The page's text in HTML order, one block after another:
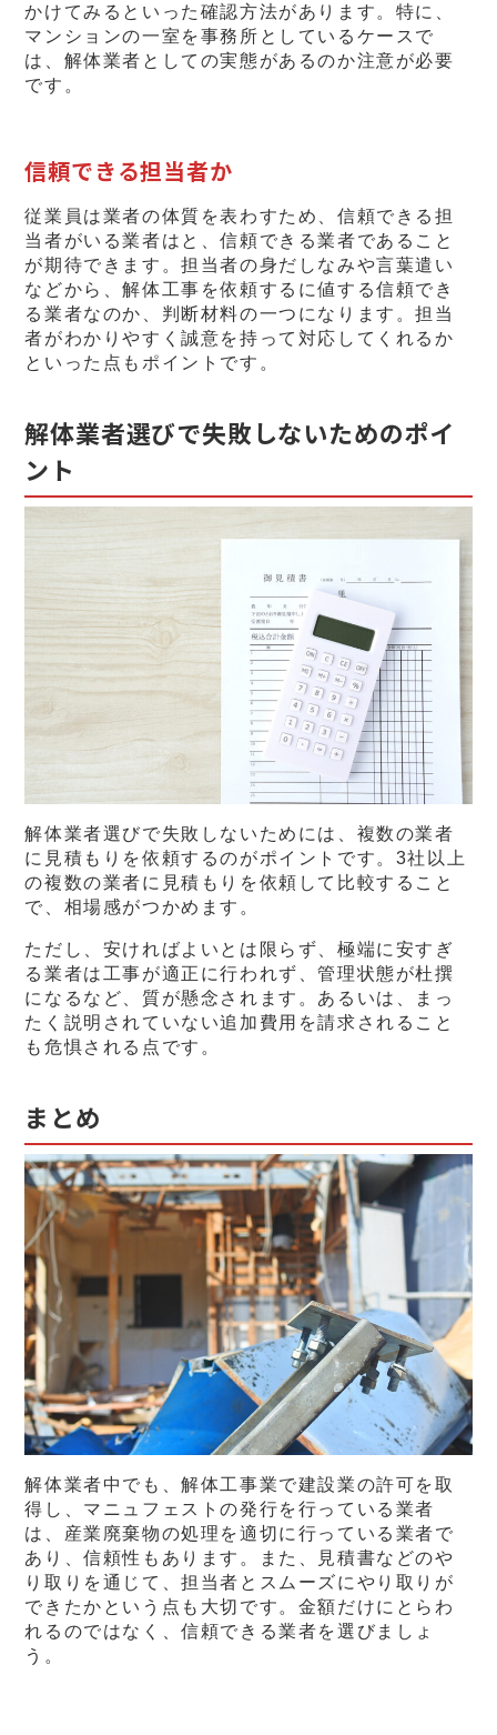
かけてみるといった確認方法があります。特に、
マンションの一室を事務所としているケースで
は、解体業者としての実態があるのか注意が必要
です。
信頼できる担当者か
従業員は業者の体質を表わすため、信頼できる担
当者がいる業者はと、信頼できる業者であること
が期待できます。担当者の身だしなみや言葉遣い
などから、解体工事を依頼するに値する信頼でき
る業者なのか、判断材料の一つになります。担当
者がわかりやすく誠意を持って対応してくれるか
といった点もポイントです。
解体業者選びで失敗しないためのポイ
ント
解体業者選びで失敗しないためには、複数の業者
に見積もりを依頼するのがポイントです。3社以上
の複数の業者に見積もりを依頼して比較すること
で、相場感がつかめます。
ただし、安ければよいとは限らず、極端に安すぎ
る業者は工事が適正に行われず、管理状態が杜撰
になるなど、質が懸念されます。あるいは、まっ
たく説明されていない追加費用を請求されること
も危惧される点です。
まとめ
解体業者中でも、解体工事業で建設業の許可を取
得し、マニュフェストの発行を行っている業者
は、産業廃棄物の処理を適切に行っている業者で
あり、信頼性もあります。また、見積書などのや
り取りを通じて、担当者とスムーズにやり取りが
できたかという点も大切です。金額だけにとらわ
れるのではなく、信頼できる業者を選びましょ
う。